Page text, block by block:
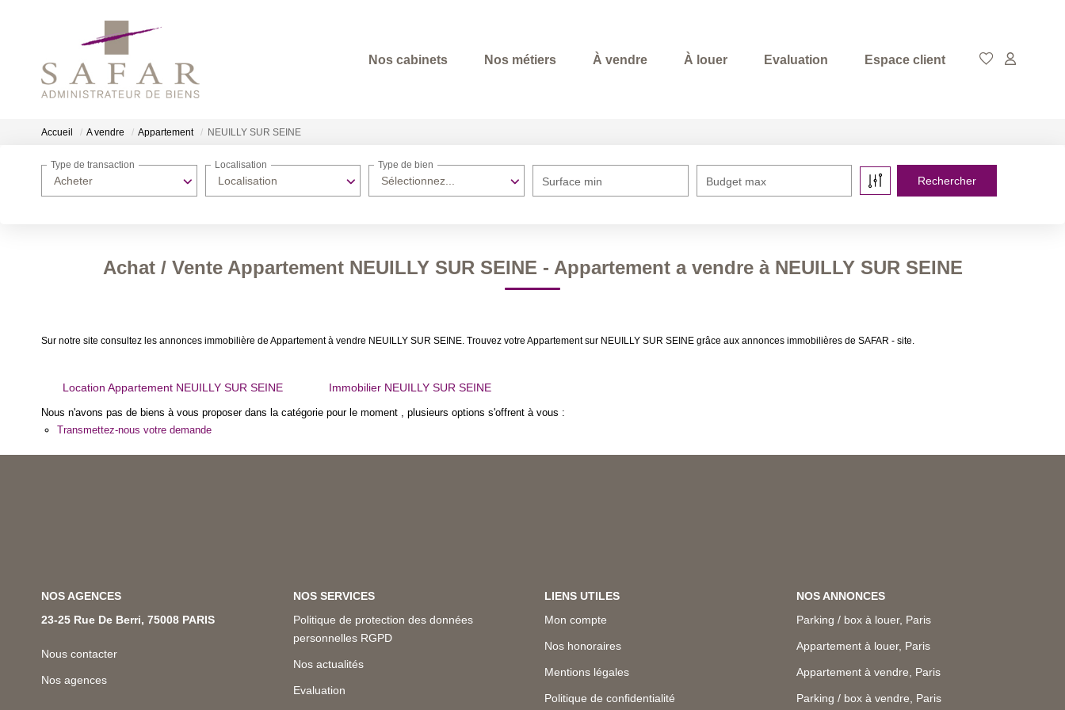
Nos cabinets Nos métiers À vendre À louer Evaluation Espace client
Accueil A vendre Appartement NEUILLY SUR SEINE
Acheter
Type de transaction
Localisation
Localisation
Sélectionnez...
Type de bien
Surface min Budget max
Achat / Vente Appartement NEUILLY SUR SEINE - Appartement a vendre à NEUILLY SUR SEINE
Sur notre site consultez les annonces immobilière de Appartement à vendre NEUILLY SUR SEINE. Trouvez votre Appartement sur NEUILLY SUR SEINE grâce aux annonces immobilières de SAFAR - site.
Location Appartement NEUILLY SUR SEINE Immobilier NEUILLY SUR SEINE
Nous n'avons pas de biens à vous proposer dans la catégorie pour le moment , plusieurs options s'offrent à vous :
Transmettez-nous votre demande
NOS AGENCES
23-25 Rue De Berri, 75008 PARIS
Nous contacter
Nos agences
NOS SERVICES
Politique de protection des données
personnelles RGPD
Nos actualités
Evaluation
LIENS UTILES
Mon compte
Nos honoraires
Mentions légales
Politique de confidentialité
NOS ANNONCES
Parking / box à louer, Paris
Appartement à louer, Paris
Appartement à vendre, Paris
Parking / box à vendre, Paris